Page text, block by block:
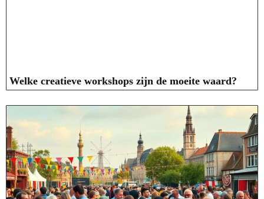
Welke creatieve workshops zijn de moeite waard?